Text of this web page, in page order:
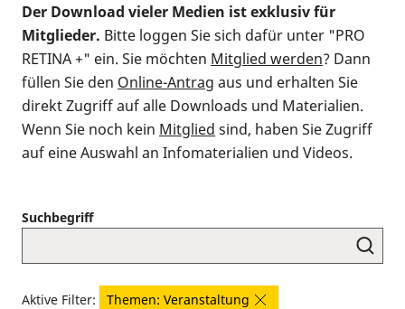
Der Download vieler Medien ist exklusiv für
Mitglieder. Bitte loggen Sie sich dafür unter "PRO
RETINA +" ein. Sie möchten Mitglied werden? Dann
füllen Sie den Online-Antrag aus und erhalten Sie
direkt Zugriff auf alle Downloads und Materialien.
Wenn Sie noch kein Mitglied sind, haben Sie Zugriff
auf eine Auswahl an Infomaterialien und Videos.
Suchbegriff
Aktive Filter:
Themen: Veranstaltung